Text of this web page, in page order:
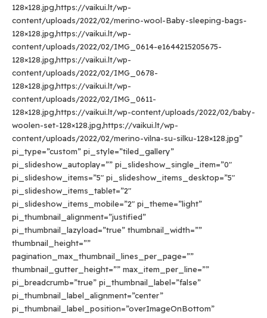
128×128.jpg,https://vaikui.lt/wp-
content/uploads/2022/02/merino-wool-Baby-sleeping-bags-
128×128.jpg,https://vaikui.lt/wp-
content/uploads/2022/02/IMG_0614-e1644215205675-
128×128.jpg,https://vaikui.lt/wp-
content/uploads/2022/02/IMG_0678-
128×128.jpg,https://vaikui.lt/wp-
content/uploads/2022/02/IMG_0611-
128×128.jpg,https://vaikui.lt/wp-content/uploads/2022/02/baby-
woolen-set-128×128.jpg,https://vaikui.lt/wp-
content/uploads/2022/02/merino-vilna-su-silku-128×128.jpg”
pi_type=”custom” pi_style=”tiled_gallery”
pi_slideshow_autoplay=”” pi_slideshow_single_item=”0″
pi_slideshow_items=”5″ pi_slideshow_items_desktop=”5″
pi_slideshow_items_tablet=”2″
pi_slideshow_items_mobile=”2″ pi_theme=”light”
pi_thumbnail_alignment=”justified”
pi_thumbnail_lazyload=”true” thumbnail_width=””
thumbnail_height=””
pagination_max_thumbnail_lines_per_page=””
thumbnail_gutter_height=”” max_item_per_line=””
pi_breadcrumb=”true” pi_thumbnail_label=”false”
pi_thumbnail_label_alignment=”center”
pi_thumbnail_label_position=”overImageOnBottom”